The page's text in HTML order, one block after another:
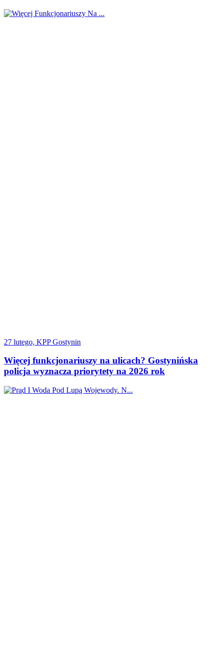
27 lutego, KPP Gostynin
Więcej funkcjonariuszy na ulicach? Gostynińska
policja wyznacza priorytety na 2026 rok